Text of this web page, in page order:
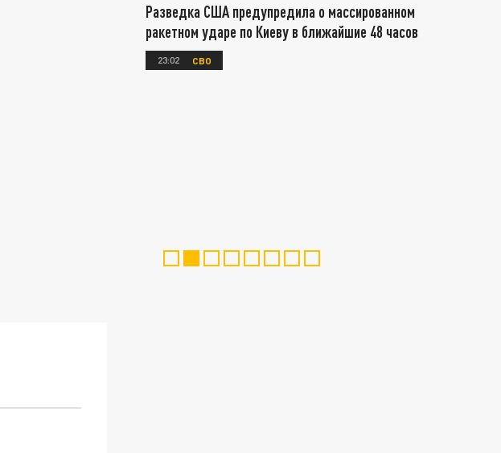
Разведка США предупредила о массированном
ракетном ударе по Киеву в ближайшие 48 часов
23:02 СВО